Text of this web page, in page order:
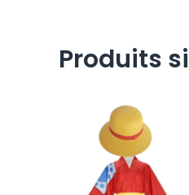
Produits